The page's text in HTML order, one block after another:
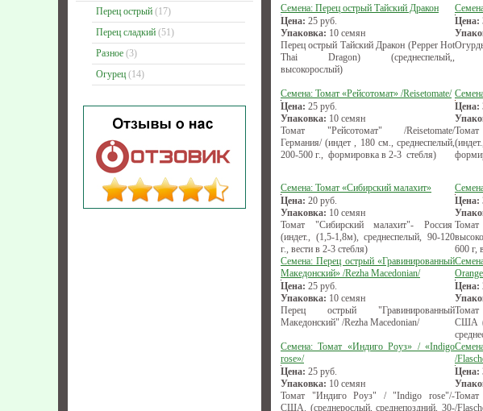
Перец острый (17)
Перец сладкий (51)
Разное (3)
Огурец (14)
Семена: Перец острый Тайский Дракон
Цена: 25 руб.
Упаковка: 10 семян
Перец острый Тайский Дракон (Pepper Hot
Thai Dragon) (среднеспелый,,
высокорослый)
Цена:
Семена: Томат «Рейсотомат» /Reisetomate/
Цена: 25 руб.
Упаковка: 10 семян
Томат "Рейсотомат" /Reisetomate/
Германия/ (индет , 180 см., среднеспелый,
200-500 г., формировка в 2-3 стебля)
Цена:
Семена: Томат «Сибирский малахит»
Цена: 20 руб.
Упаковка: 10 семян
Томат "Сибирский малахит"- Россия
(индет., (1,5-1,8м), среднеспелый, 90-120
г., вести в 2-3 стебля)
Цена:
600 г,
Семена: Перец острый «Гравинированный
Македонский» /Rezha Macedonian/
Цена: 25 руб.
Упаковка: 10 семян
Перец острый "Гравинированный
Македонский" /Rezha Macedonian/
Цена:
Томат
США
Семена: Томат «Индиго Роуз» / «Indigo
rose»/
Цена: 25 руб.
Упаковка: 10 семян
Томат "Индиго Роуз" / "Indigo rose"/-
США. (среднерослый, среднепоздний, 30-
/
Цена:
/